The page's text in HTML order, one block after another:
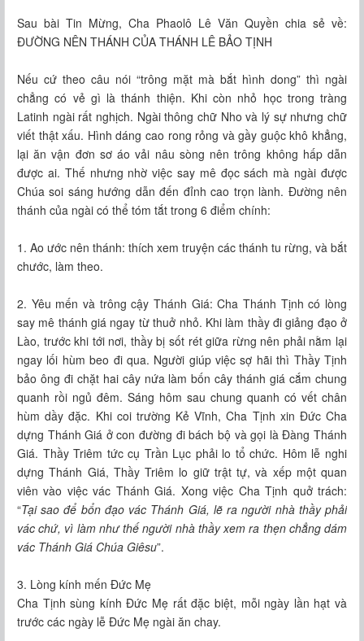
Sau bài Tin Mừng, Cha Phaolô Lê Văn Quyền chia sẻ về:
ÐƯỜNG NÊN THÁNH CỦA THÁNH LÊ BẢO TỊNH
Nếu cứ theo câu nói “trông mặt mà bắt hình dong” thì ngài
chẳng có vẻ gì là thánh thiện. Khi còn nhỏ học trong tràng
Latinh ngài rất nghịch. Ngài thông chữ Nho và lý sự nhưng chữ
viết thật xấu. Hình dáng cao rong rỏng và gầy guộc khô khẳng,
lại ăn vận đơn sơ áo vải nâu sòng nên trông không hấp dẫn
được ai. Thế nhưng nhờ việc say mê đọc sách mà ngài được
Chúa soi sáng hướng dẫn đến đỉnh cao trọn lành. Ðường nên
thánh của ngài có thể tóm tắt trong 6 điểm chính:
1. Ao ước nên thánh: thích xem truyện các thánh tu rừng, và bắt
chước, làm theo.
2. Yêu mến và trông cậy Thánh Giá: Cha Thánh Tịnh có lòng
say mê thánh giá ngay từ thuở nhỏ. Khi làm thầy đi giảng đạo ở
Lào, trước khi tới nơi, thầy bị sốt rét giữa rừng nên phải nằm lại
ngay lối hùm beo đi qua. Người giúp việc sợ hãi thì Thầy Tịnh
bảo ông đi chặt hai cây nứa làm bốn cây thánh giá cắm chung
quanh rồi ngủ đêm. Sáng hôm sau chung quanh có vết chân
hùm dầy đặc. Khi coi trường Kẻ Vĩnh, Cha Tịnh xin Đức Cha
dựng Thánh Giá ở con đường đi bách bộ và gọi là Đàng Thánh
Giá. Thầy Triêm tức cụ Trần Lục phải lo tổ chức. Hôm lễ nghi
dựng Thánh Giá, Thầy Triêm lo giữ trật tự, và xếp một quan
viên vào việc vác Thánh Giá. Xong việc Cha Tịnh quở trách:
“Tại sao để bổn đạo vác Thánh Giá, lẽ ra người nhà thầy phải
vác chứ, vì làm như thế người nhà thầy xem ra thẹn chẳng dám
vác Thánh Giá Chúa Giêsu”.
3. Lòng kính mến Ðức Mẹ
Cha Tịnh sùng kính Ðức Mẹ rất đặc biệt, mỗi ngày lần hạt và
trước các ngày lễ Ðức Mẹ ngài ăn chay.